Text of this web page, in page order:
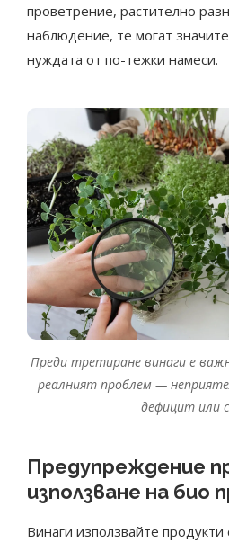
проветрение, растително
наблюдение, те могат
нуждата от по-тежки намеси.
Преди третиране винаги е
реалният проблем —
дефицит или
Предупреждение
използване на био
Винаги използвайте продукти